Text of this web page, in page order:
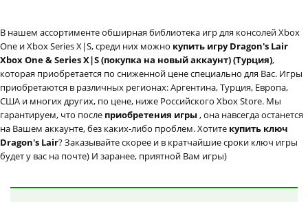
В нашем ассортименте обширная библиотека игр для консолей Xbox
One и Xbox Series X|S, среди них можно купить игру Dragon's Lair
Xbox One & Series X|S (покупка на новый аккаунт) (Турция),
которая приобретается по сниженной цене специально для Вас. Игры
приобретаются в различных регионах: Аргентина, Турция, Европа,
США и многих других, по цене, ниже Российского Xbox Store. Мы
гарантируем, что после приобретения игры , она навсегда останется
на Вашем аккаунте, без каких-либо проблем. Хотите купить ключ
Dragon's Lair? Заказывайте скорее и в кратчайшие сроки ключ игры
будет у вас на почте) И заранее, приятной Вам игры)